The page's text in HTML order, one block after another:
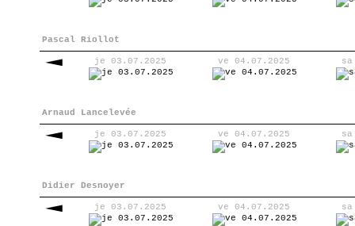
Pascal Riollot
je 03.07.2025 ve 04.07.2025
Arnaud Lancelevée
je 03.07.2025 ve 04.07.2025
Didier Desnoyer
je 03.07.2025 ve 04.07.2025